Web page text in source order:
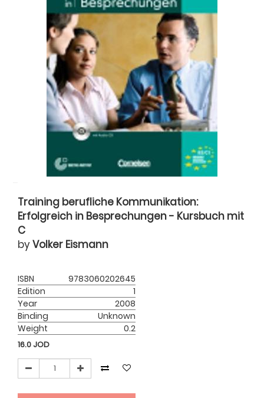
Training berufliche Kommunikation:
Erfolgreich in Besprechungen - Kursbuch mit
C
byVolker Eismann
ISBN
9783060202645
Edition
1
Year
2008
Binding
Unknown
Weight
0.2
16.0 JOD